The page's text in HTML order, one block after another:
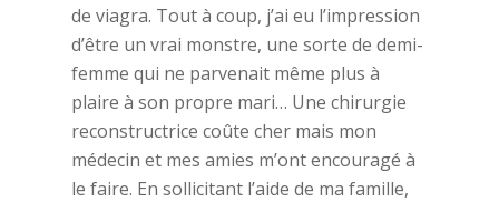
de viagra. Tout à coup, j’ai eu l’impression
d’être un vrai monstre, une sorte de demi-
femme qui ne parvenait même plus à
plaire à son propre mari… Une chirurgie
reconstructrice coûte cher mais mon
médecin et mes amies m’ont encouragé à
le faire. En sollicitant l’aide de ma famille,